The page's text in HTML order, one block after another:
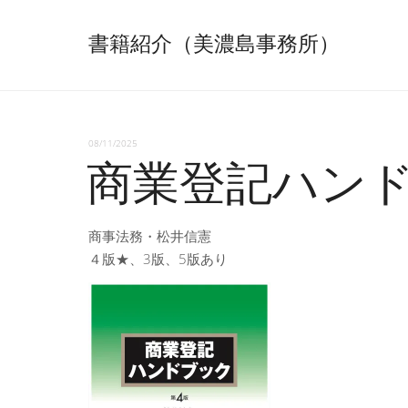
書籍紹介（美濃島事務所）
08/11/2025
商業登記ハン
商事法務・松井信憲
４版★、3版、5版あり